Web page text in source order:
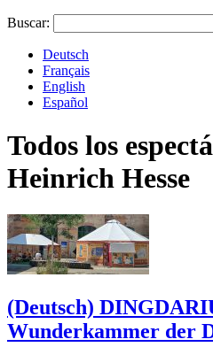
Buscar:
Deutsch
Français
English
Español
Todos los
Heinrich Hesse
(Deutsch)
Wunderkammer der